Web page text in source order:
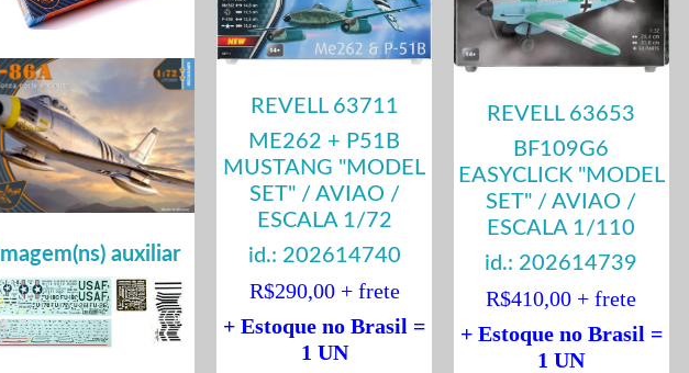
Imagem(ns) auxiliar
REVELL 63711
ME262 + P51B
MUSTANG "MODEL
SET" / AVIAO /
ESCALA 1/72
id.: 202614740
R$290,00 + frete
+ Estoque no Brasil =
1 UN
REVELL 63653
BF109G6
EASYCLICK "MODEL
SET" / AVIAO /
ESCALA 1/110
id.: 202614739
R$410,00 + frete
+ Estoque no Brasil =
1 UN